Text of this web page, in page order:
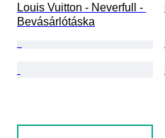
Louis Vuitton - Neverfull -
Bevásárlótáska